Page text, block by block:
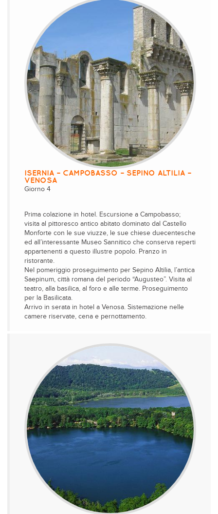
ISERNIA – CAMPOBASSO – SEPINO ALTILIA –
VENOSA
Giorno 4
Prima colazione in hotel. Escursione a Campobasso;
visita al pittoresco antico abitato dominato dal Castello
Monforte con le sue viuzze, le sue chiese duecentesche
ed all’interessante Museo Sannitico che conserva reperti
appartenenti a questo illustre popolo. Pranzo in
ristorante.
Nel pomeriggio proseguimento per Sepino Altilia, l’antica
Saepinum, città romana del periodo “Augusteo”. Visita al
teatro, alla basilica, al foro e alle terme. Proseguimento
per la Basilicata.
Arrivo in serata in hotel a Venosa. Sistemazione nelle
camere riservate, cena e pernottamento.